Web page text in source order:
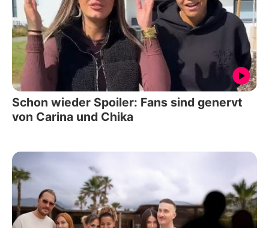
Schon wieder Spoiler: Fans sind genervt
von Carina und Chika